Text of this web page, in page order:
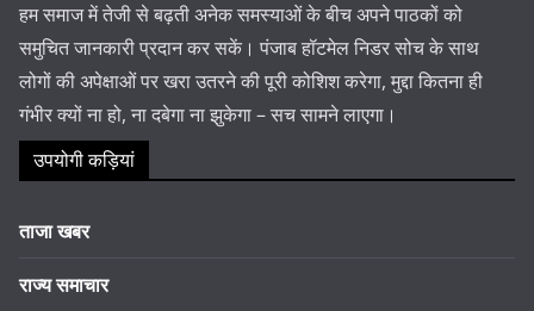
हम समाज में तेजी से बढ़ती अनेक समस्याओं के बीच अपने पाठकों को
समुचित जानकारी प्रदान कर सकें। पंजाब हॉटमेल निडर सोच के साथ
लोगों की अपेक्षाओं पर खरा उतरने की पूरी कोशिश करेगा, मुद्दा कितना ही
गंभीर क्यों ना हो, ना दबेगा ना झुकेगा – सच सामने लाएगा।
उपयोगी कड़ियां
ताजा खबर
राज्य समाचार